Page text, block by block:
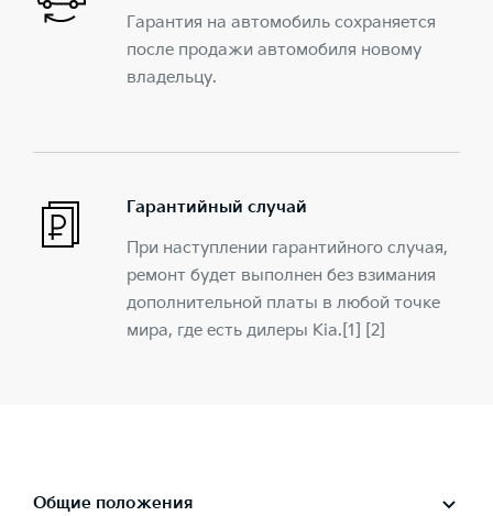
Гарантия на автомобиль сохраняется
после продажи автомобиля новому
владельцу.
Гарантийный случай
При наступлении гарантийного случая,
ремонт будет выполнен без взимания
дополнительной платы в любой точке
мира, где есть дилеры Kia.[1] [2]
Общие положения